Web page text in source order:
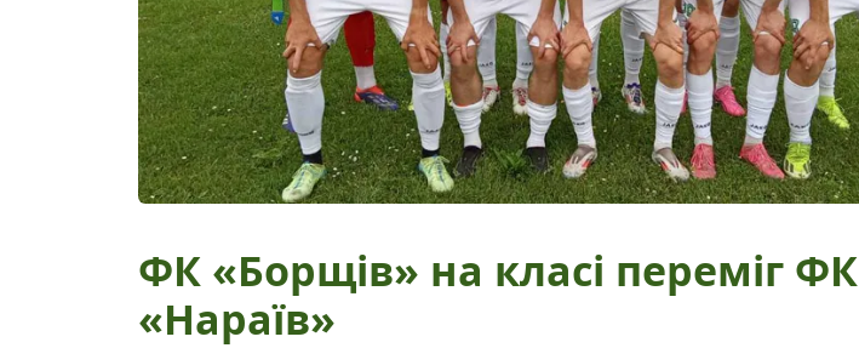
ФК «Борщів» на класі переміг ФК
«Нараїв»